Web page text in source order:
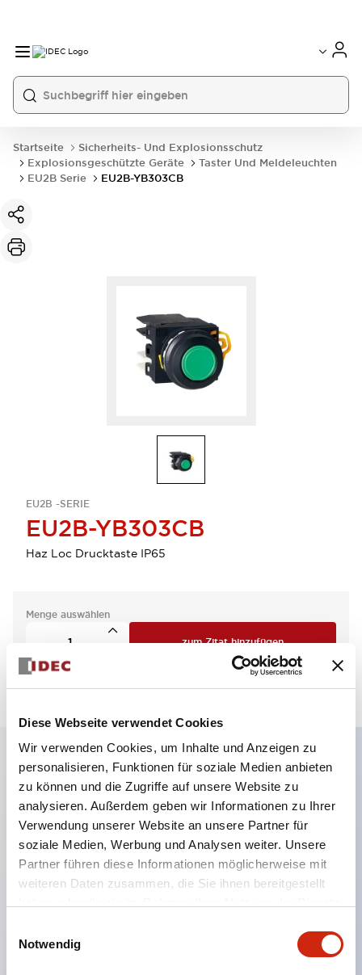
Diese Webseite verwendet Cookies
Wir verwenden Cookies, um Inhalte und Anzeigen zu
personalisieren, Funktionen für soziale Medien anbieten
zu können und die Zugriffe auf unsere Website zu
analysieren. Außerdem geben wir Informationen zu Ihrer
Verwendung unserer Website an unsere Partner für
soziale Medien, Werbung und Analysen weiter. Unsere
Partner führen diese Informationen möglicherweise mit
weiteren Daten zusammen, die Sie ihnen bereitgestellt
Notwendig
Startseite
Sicherheits- Und Explosionsschutz
Explosionsgeschützte Geräte
Taster Und Meldeleuchten
EU2B Serie
EU2B-YB303CB
EU2B -SERIE
EU2B-YB303CB
Haz Loc Drucktaste IP65
Menge auswählen
zum Zitat hinzufügen
Hauptmerkmale
Anwendbar in potenziell explosionsgefährdeten
Atmosphären
Bis zu 3 Kontaktblöcke